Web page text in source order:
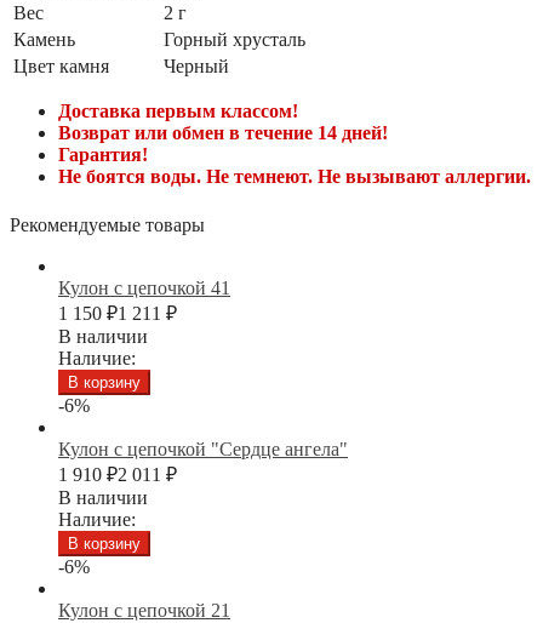
Вес
2 г
Камень
Горный хрусталь
Цвет камня
Черный
Доставка первым классом!
Возврат или обмен в течение 14 дней!
Гарантия!
Не боятся воды. Не темнеют. Не вызывают аллергии.
Рекомендуемые товары
Кулон с цепочкой 41
1 150 ₽1 211 ₽
В наличии
Наличие:
В корзину
-6%
Кулон с цепочкой "Сердце ангела"
1 910 ₽2 011 ₽
В наличии
Наличие:
В корзину
-6%
Кулон с цепочкой 21